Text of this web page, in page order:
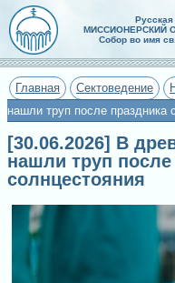
МИССИОНЕРСКИЙ
Собор во имя
Главная Сектоведение
нашли труп после праздника
[30.06.2026] В
нашли труп после
солнцестояния